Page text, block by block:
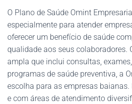
O Plano de Saúde Omint
especialmente para atender
oferecer um benefício de saúde
qualidade aos seus colaboradores.
ampla que inclui consultas,
programas de saúde preventiva, a
escolha para as empresas
e com áreas de atendimento